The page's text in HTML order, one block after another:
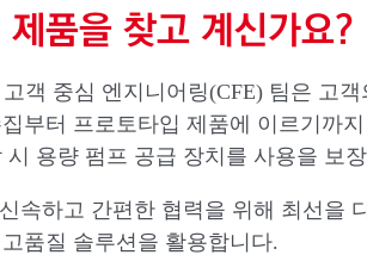
제품을 찾고 계신가요?
고객 중심 엔지니어링(CFE) 팀은 고
부터 프로토타입 제품에 이르기까
시 용량 펌프 공급 장치를 사용을 보
속하고 간편한 협력을 위해 최선을
품질 솔루션을 활용합니다.